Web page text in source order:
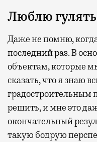
Люблю
Даже не помню,
последний раз. В
объектам, которые
сказать, что я знаю
градостроительным
решить, и мне это
окончательный
такую бодрую